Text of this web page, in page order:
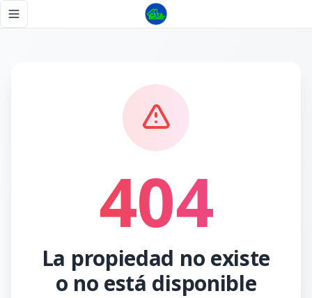
Toggle navigation menu
404
La propiedad no existe
o no está disponible
Página no encontrada - Tu Casa RD